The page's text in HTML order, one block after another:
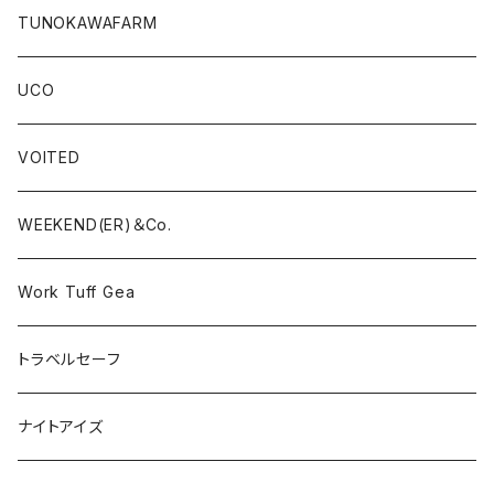
TUNOKAWAFARM
UCO
VOITED
WEEKEND(ER)＆Co.
Work Tuff Gea
トラベルセーフ
ナイトアイズ